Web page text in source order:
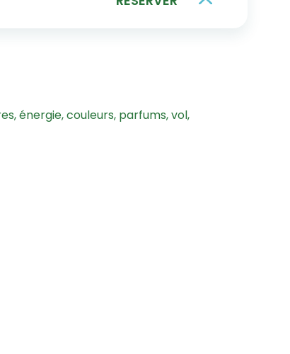
énergie, couleurs, parfums, vol,